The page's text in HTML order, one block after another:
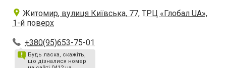
Житомир, вулиця Київська, 77, ТРЦ «Глобал UА»,
1-й поверх
+380(95)653-75-01
Будь ласка, скажіть,
що дізналися номер